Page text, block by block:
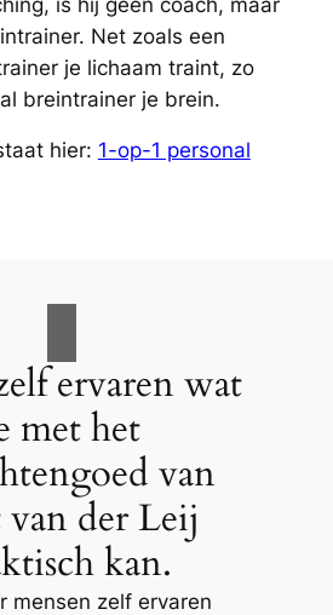
Net zoals een
je lichaam traint, zo
breintrainer je brein.
hier: 1-op-1 personal
ervaren wat
met het
van
van der Leij
kan.
mensen zelf ervaren